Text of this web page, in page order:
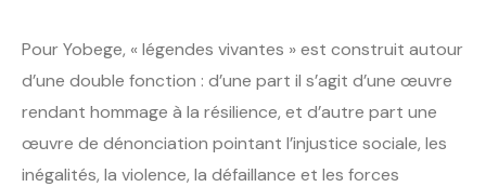
Pour Yobege, « légendes vivantes » est construit autour
d’une double fonction : d’une part il s’agit d’une œuvre
rendant hommage à la résilience, et d’autre part une
œuvre de dénonciation pointant l’injustice sociale, les
inégalités, la violence, la défaillance et les forces